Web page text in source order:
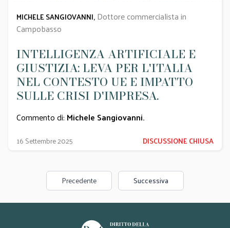
MICHELE SANGIOVANNI, Dottore commercialista in
Campobasso
INTELLIGENZA ARTIFICIALE E
GIUSTIZIA: LEVA PER L'ITALIA
NEL CONTESTO UE E IMPATTO
SULLE CRISI D'IMPRESA.
Commento di: Michele Sangiovanni.
16 Settembre 2025 DISCUSSIONE CHIUSA
Precedente Successiva